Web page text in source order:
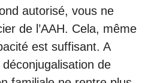
autorisé, vous ne
de l’AAH. Cela, même
est suffisant. A
déconjugalisation de